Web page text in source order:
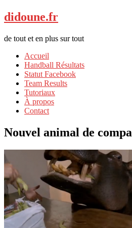
didoune.fr
de tout et en plus sur tout
Accueil
Handball Résultats
Statut Facebook
Team Results
Tutoriaux
À propos
Contact
Nouvel animal de